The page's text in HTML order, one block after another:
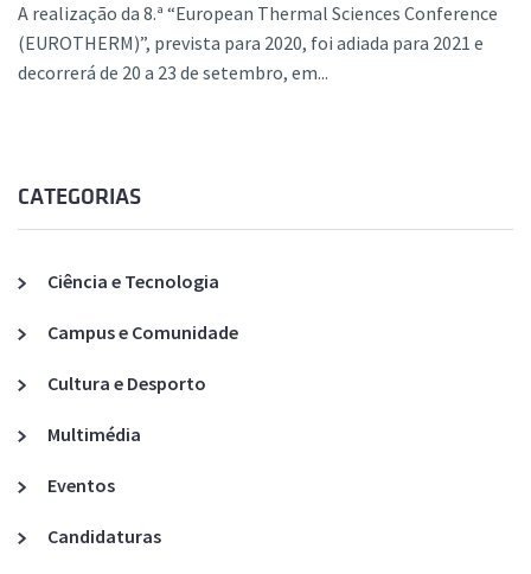
A realização da 8.ª “European Thermal Sciences Conference
(EUROTHERM)”, prevista para 2020, foi adiada para 2021 e
decorrerá de 20 a 23 de setembro, em...
CATEGORIAS
Ciência e Tecnologia
Campus e Comunidade
Cultura e Desporto
Multimédia
Eventos
Candidaturas